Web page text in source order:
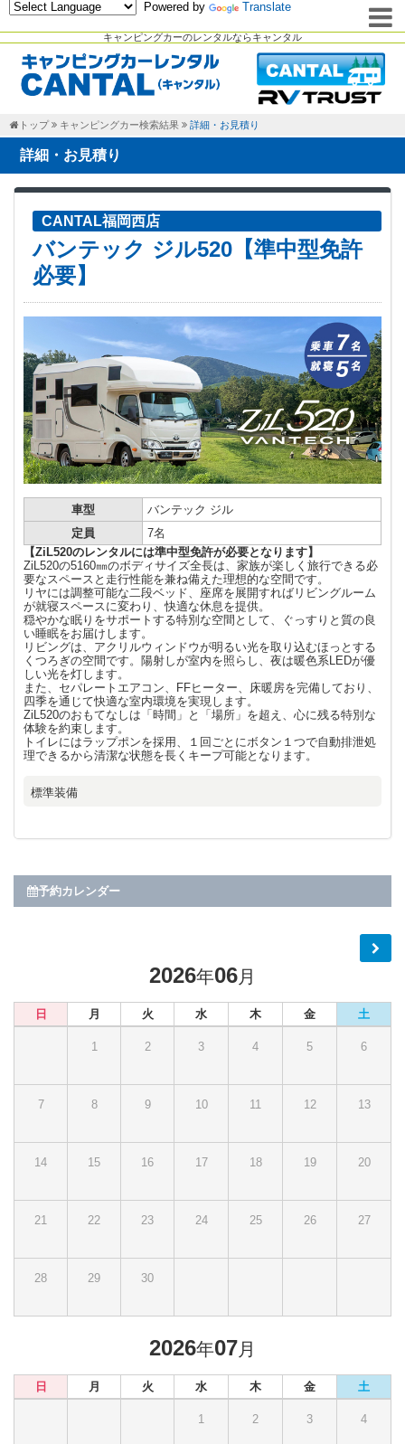
キャンピングカーのレンタルならキャンタル
Powered by Translate
トップ キャンピングカー検索結果 詳細・お見積り
詳細・お見積り
CANTAL福岡西店
バンテック ジル520【準中型免許
必要】
車型
バンテック ジル
定員
7名
【ZiL520のレンタルには準中型免許が必要となります】
ZiL520の5160㎜のボディサイズ全長は、家族が楽しく旅行できる必
要なスペースと走行性能を兼ね備えた理想的な空間です。
リヤには調整可能な二段ベッド、座席を展開すればリビングルーム
が就寝スペースに変わり、快適な休息を提供。
穏やかな眠りをサポートする特別な空間として、ぐっすりと質の良
い睡眠をお届けします。
リビングは、アクリルウィンドウが明るい光を取り込むほっとする
くつろぎの空間です。陽射しが室内を照らし、夜は暖色系LEDが優
しい光を灯します。
また、セパレートエアコン、FFヒーター、床暖房を完備しており、
四季を通じて快適な室内環境を実現します。
ZiL520のおもてなしは「時間」と「場所」を超え、心に残る特別な
体験を約束します。
トイレにはラップポンを採用、１回ごとにボタン１つで自動排泄処
理できるから清潔な状態を長くキープ可能となります。
標準装備
予約カレンダー
2026年06月
日 月 火 水 木 金 土
1 2 3 4 5 6
7 8 9 10 11 12 13
14 15 16 17 18 19 20
21 22 23 24 25 26 27
28 29 30
2026年07月
日 月 火 水 木 金 土
1 2 3 4